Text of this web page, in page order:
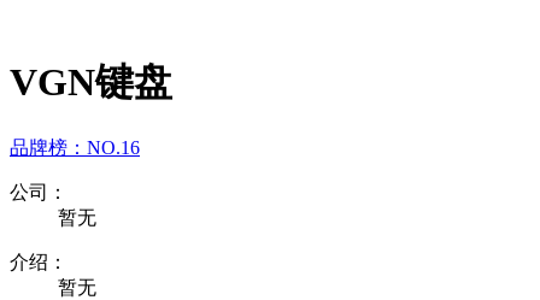
VGN键盘
品牌榜： NO.16
公司：
暂无
介绍：
暂无